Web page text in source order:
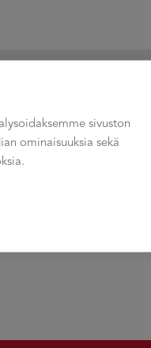
sivuston
ominaisuuksia sekä